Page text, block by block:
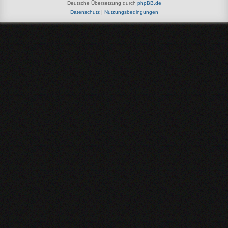
Deutsche Übersetzung durch phpBB.de
Datenschutz| Nutzungsbedingungen